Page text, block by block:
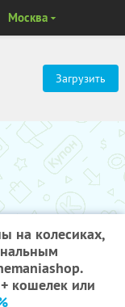
Загрузить
Москва
на колесиках,
кошелек или